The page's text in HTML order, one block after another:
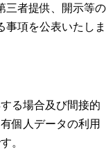
三者提供、開示等の
事項を公表いたしま
る場合及び間接的
個人データの利用
。